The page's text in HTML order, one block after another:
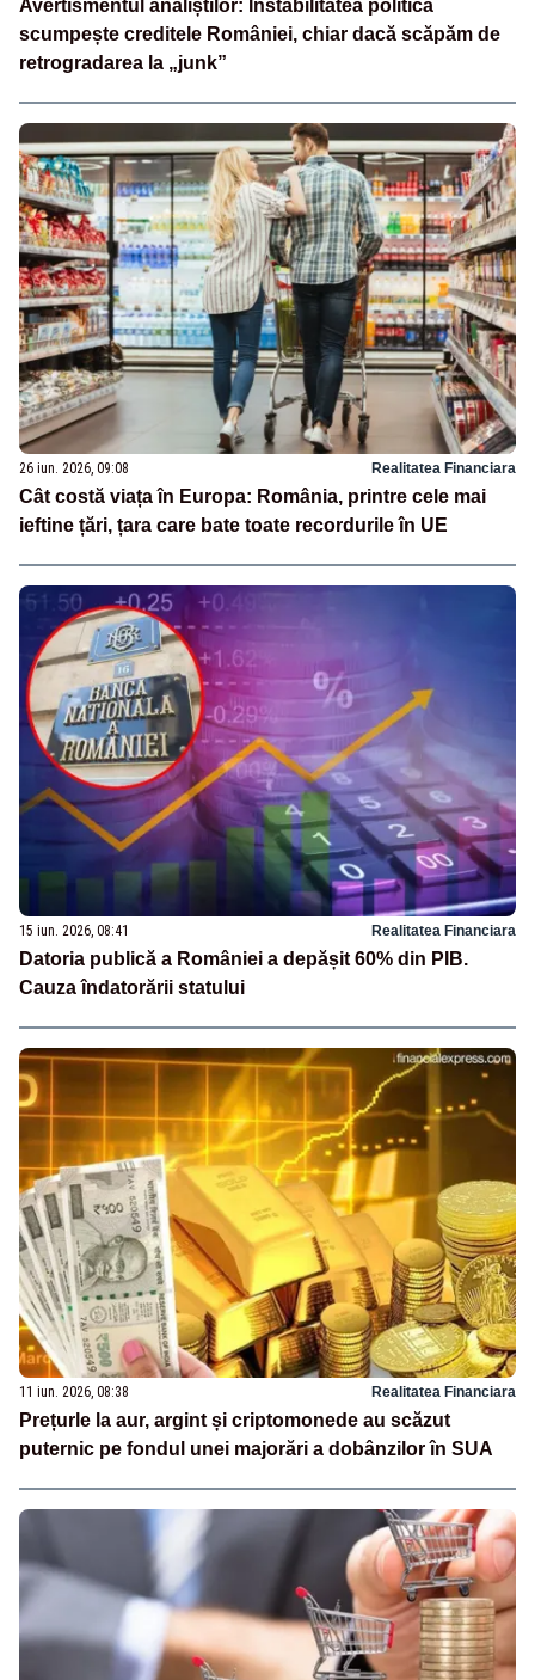
Avertismentul analiștilor: Instabilitatea politică
scumpește creditele României, chiar dacă scăpăm de
retrogradarea la „junk”
26 iun. 2026, 09:08 Realitatea Financiara
Cât costă viața în Europa: România, printre cele mai
ieftine țări, țara care bate toate recordurile în UE
15 iun. 2026, 08:41 Realitatea Financiara
Datoria publică a României a depășit 60% din PIB.
Cauza îndatorării statului
11 iun. 2026, 08:38 Realitatea Financiara
Prețurle la aur, argint și criptomonede au scăzut
puternic pe fondul unei majorări a dobânzilor în SUA